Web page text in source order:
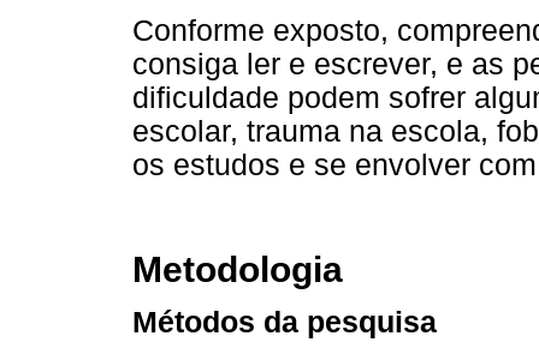
Conforme exposto,
consiga ler e escrever, e as
dificuldade podem sofrer
escolar, trauma na escola,
os estudos e se envolver
Metodologia
Métodos da pesquisa